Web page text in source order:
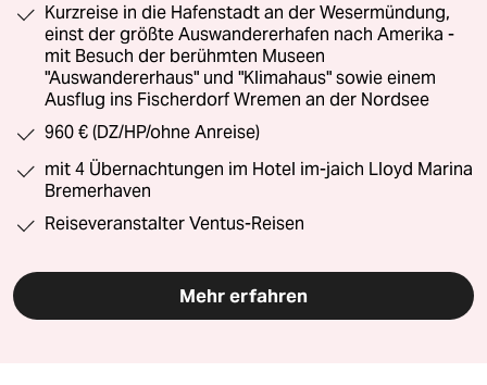
Kurzreise in die Hafenstadt an der Wesermündung,
einst der größte Auswandererhafen nach Amerika -
mit Besuch der berühmten Museen
"Auswandererhaus" und "Klimahaus" sowie einem
Ausflug ins Fischerdorf Wremen an der Nordsee
960 € (DZ/HP/ohne Anreise)
mit 4 Übernachtungen im Hotel im-jaich Lloyd Marina
Bremerhaven
Reiseveranstalter Ventus-Reisen
Mehr erfahren